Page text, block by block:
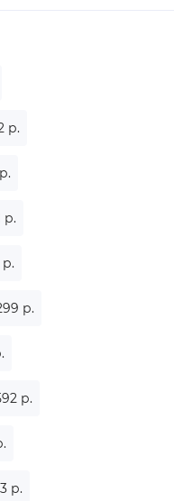
р.
р.
р.
р.
р.